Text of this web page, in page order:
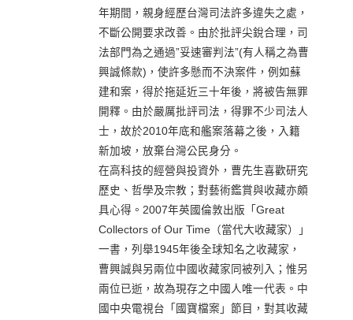
年期間，親身經歷台灣司法許多違失之處，
不斷公開要求改善。由於批評尖銳合理，司
法部門為之通過”妥速審判法”(有人稱之為曹
興誠條款)，使許多懸而不決案件，例如蘇
建和案，得於拖延近三十年後，將被告無罪
開釋。由於嚴厲批評司法，得罪不少司法人
士，故於2010年底和艦案落幕之後，入籍
新加坡，放棄台灣公民身分。
在高科技的經營與投資外，曹先生喜歡研究
歷史、哲學及宗教；對藝術鑑賞與收藏亦頗
具心得。2007年英國倫敦出版「Great
Collectors of Our Time（當代大收藏家）」
一書，列舉1945年後全球知名之收藏家，
曹興誠與另兩位中國收藏家同被列入；惟另
兩位已逝，故為現存之中國人唯一代表。中
國中央電視台「國寶檔案」節目，對其收藏